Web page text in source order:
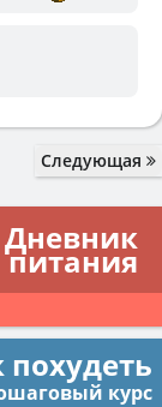
Следующая
Дневник
питания
похудеть
курс